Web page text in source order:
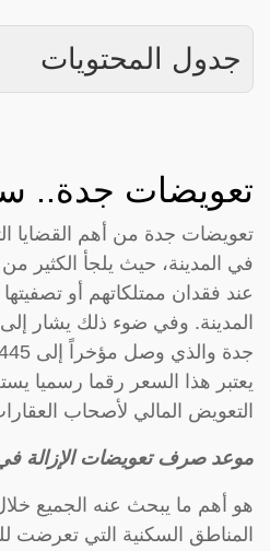
جدول المحتويات
تعويضات جدة..
تعويضات جدة من أهم القضايا
في المدينة، حيث يلجأ الكثير
عند فقدان ممتلكاتهم أو
المدينة. وفي ضوء ذلك يشار
يعتبر هذا السعر رقما رسميا
التعويض المالي لأصحاب
موعد صرف تعويضات الإزالة
هو أهم ما يبحث عنه الجميع
المناطق السكنية التي تعرضت